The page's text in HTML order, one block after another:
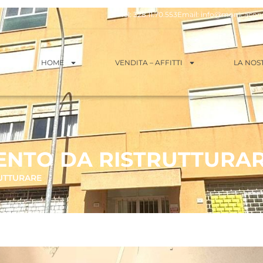
Tel: 328.11.70.553Email:
HOME
VENDITA – AFFITTI LA
DA